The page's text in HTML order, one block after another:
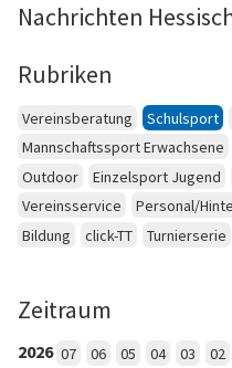
Nachrichten
Rubriken
Vereinsberatung Schulsport
Mannschaftssport Erwachsene
Outdoor
Einzelsport Jugend
Vereinsservice
Personal/
Bildung
click-TT Turnierserie
Zeitraum
2026 07 06 05 04 03 02